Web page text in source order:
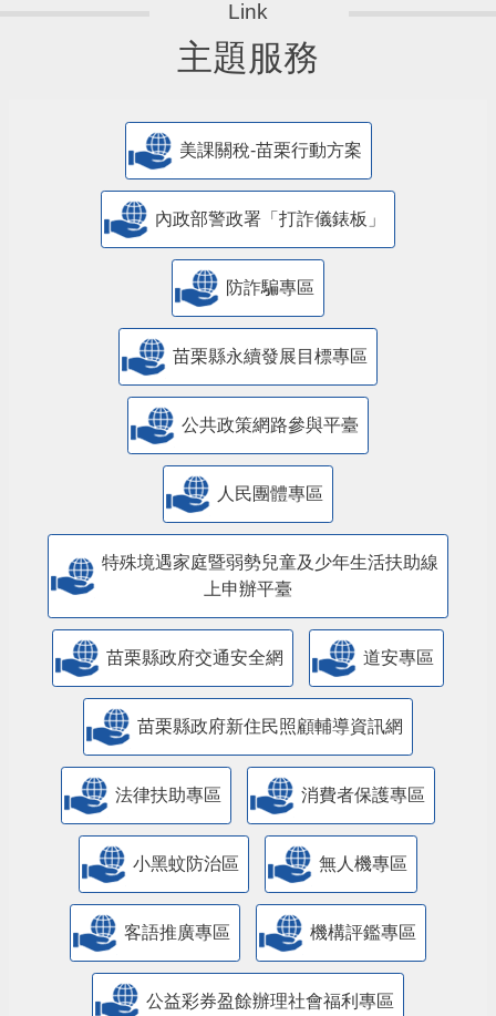
主題服務
美課關稅-苗栗行動方案
內政部警政署「打詐儀錶板」
防詐騙專區
苗栗縣永續發展目標專區
公共政策網路參與平臺
人民團體專區
特殊境遇家庭暨弱勢兒童及少年生活扶助線
上申辦平臺
苗栗縣政府交通安全網 道安專區
苗栗縣政府新住民照顧輔導資訊網
法律扶助專區 消費者保護專區
小黑蚊防治區 無人機專區
客語推廣專區 機構評鑑專區
公益彩券盈餘辦理社會福利專區